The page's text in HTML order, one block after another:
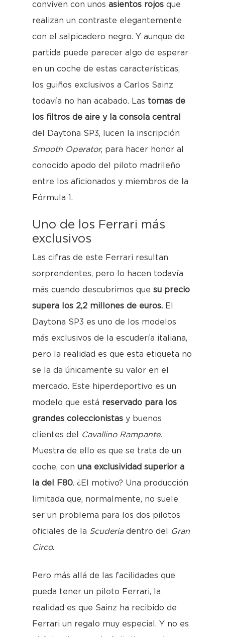
conviven con unos asientos rojos que
realizan un contraste elegantemente
con el salpicadero negro. Y aunque de
partida puede parecer algo de esperar
en un coche de estas características,
los guiños exclusivos a Carlos Sainz
todavía no han acabado. Las tomas de
los filtros de aire y la consola central
del Daytona SP3, lucen la inscripción
Smooth Operator, para hacer honor al
conocido apodo del piloto madrileño
entre los aficionados y miembros de la
Fórmula 1.
Uno de los Ferrari más
exclusivos
Las cifras de este Ferrari resultan
sorprendentes, pero lo hacen todavía
más cuando descubrimos que su precio
supera los 2,2 millones de euros. El
Daytona SP3 es uno de los modelos
más exclusivos de la escudería italiana,
pero la realidad es que esta etiqueta no
se la da únicamente su valor en el
mercado. Este hiperdeportivo es un
modelo que está reservado para los
grandes coleccionistas y buenos
clientes del
Cavallino Rampante.
Muestra de ello es que se trata de un
coche, con una exclusividad superior a
la del F80. ¿El motivo? Una producción
limitada que, normalmente, no suele
ser un problema para los dos pilotos
oficiales de la Scuderia dentro del
Gran
Circo.
Pero más allá de las facilidades que
pueda tener un piloto Ferrari, la
realidad es que Sainz ha recibido de
Ferrari un regalo muy especial. Y no es